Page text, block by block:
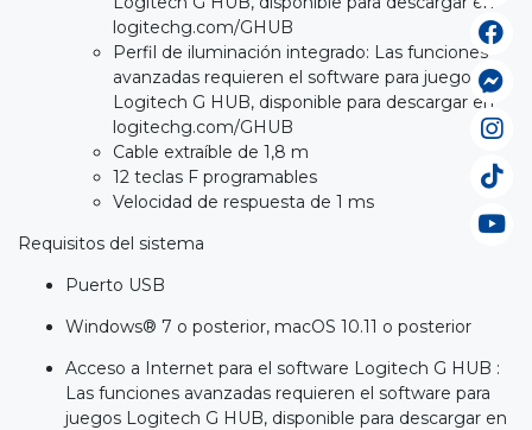
logitechg.com/GHUB
Perfil de iluminación integrado: Las funciones
avanzadas requieren el software para juegos
Logitech G HUB, disponible para descargar en
logitechg.com/GHUB
Cable extraíble de 1,8 m
12 teclas F programables
Velocidad de respuesta de 1 ms
Requisitos del sistema
Puerto USB
Windows® 7 o posterior, macOS 10.11 o posterior
Acceso a Internet para el software Logitech G HUB :
Las funciones avanzadas requieren el software para
juegos Logitech G HUB, disponible para descargar en